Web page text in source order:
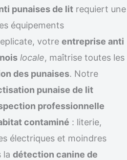
punaises de lit requiert une
équipements
votre entreprise anti
locale, maîtrise toutes les
des punaises. Notre
punaise de lit
professionnelle
contaminé : literie,
électriques et moindres
la détection canine de